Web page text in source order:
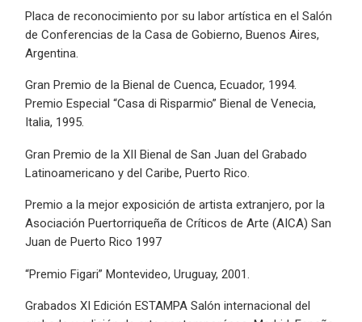
Placa de reconocimiento por su labor artística en el Salón
de Conferencias de la Casa de Gobierno, Buenos Aires,
Argentina.
Gran Premio de la Bienal de Cuenca, Ecuador, 1994.
Premio Especial “Casa di Risparmio” Bienal de Venecia,
Italia, 1995.
Gran Premio de la XII Bienal de San Juan del Grabado
Latinoamericano y del Caribe, Puerto Rico.
Premio a la mejor exposición de artista extranjero, por la
Asociación Puertorriqueña de Críticos de Arte (AICA) San
Juan de Puerto Rico 1997
“Premio Figari” Montevideo, Uruguay, 2001.
Grabados XI Edición ESTAMPA Salón internacional del